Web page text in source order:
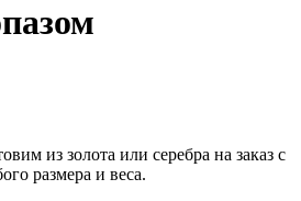
из золота или серебра на заказ с
размера и веса.